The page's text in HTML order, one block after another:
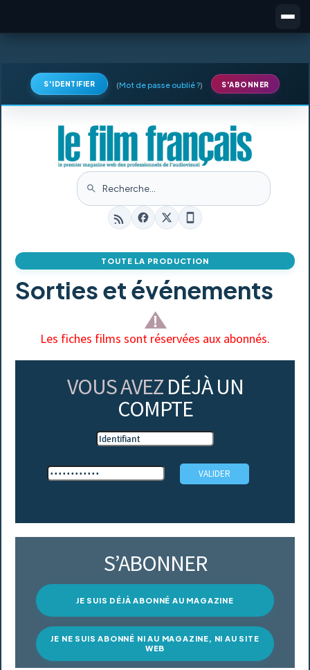
S'IDENTIFIER (Mot de passe oublié ?) S'ABONNER
TOUTE LA PRODUCTION
Sorties et événements
Les fiches films sont réservées aux abonnés.
VOUS AVEZ DÉJÀ UN
COMPTE
S’ABONNER
JE SUIS DÉJÀ ABONNÉ AU MAGAZINE
JE NE SUIS ABONNÉ NI AU MAGAZINE, NI AU SITE
WEB